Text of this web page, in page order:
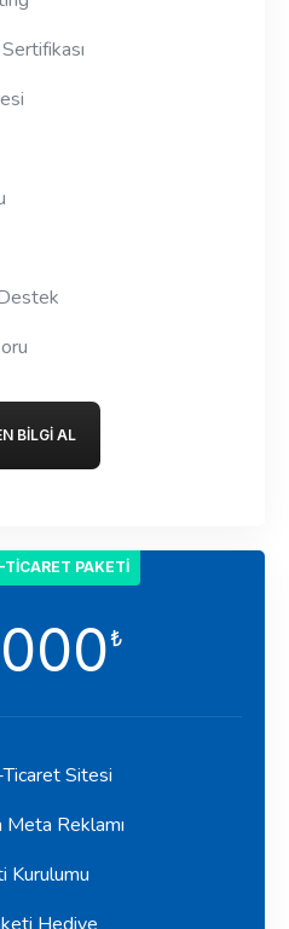
BILGI AL
PAKETI
₺
Sitesi
Reklamı
Kurulumu
Hediye